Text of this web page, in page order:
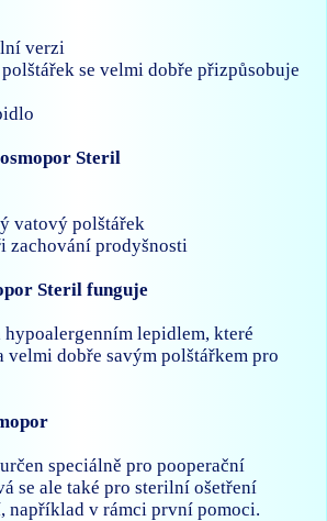
verzi
se velmi dobře přizpůsobuje
Steril
vatový polštářek
zachování prodyšnosti
Steril funguje
hypoalergenním lepidlem, které
velmi dobře savým polštářkem pro
speciálně pro pooperační
se ale také pro sterilní ošetření
například v rámci první pomoci.